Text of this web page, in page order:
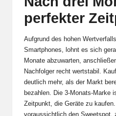
perfekter
Aufgrund des hohen
Smartphones, lohnt es sich
Monate abzuwarten,
Nachfolger recht wertstabil.
deutlich mehr, als der Markt
bezahlen. Die 3-Monats-Marke
Zeitpunkt, die Geräte zu
voraussichtlich den Sweetspot,